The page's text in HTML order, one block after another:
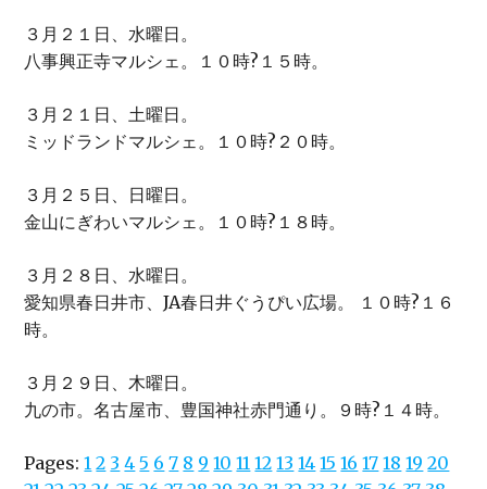
３月２１日、水曜日。
八事興正寺マルシェ。１０時?１５時。
３月２１日、土曜日。
ミッドランドマルシェ。１０時?２０時。
３月２５日、日曜日。
金山にぎわいマルシェ。１０時?１８時。
３月２８日、水曜日。
愛知県春日井市、JA春日井ぐうぴい広場。 １０時?１６
時。
３月２９日、木曜日。
九の市。名古屋市、豊国神社赤門通り。９時?１４時。
Pages:1 2 3 4 5 6 7 8 9 10 11 12 13 14 15 16 17 18 19 20